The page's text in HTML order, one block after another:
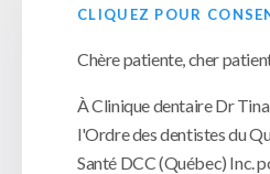
CLIQUEZ POUR
Chère patiente, cher
À Clinique dentaire Dr
l'Ordre des dentistes du
Santé DCC (Québec) Inc.